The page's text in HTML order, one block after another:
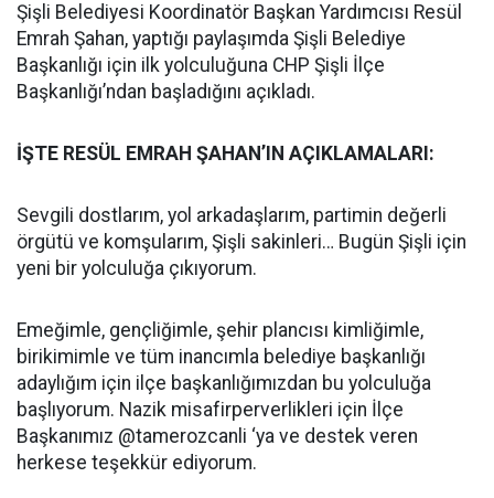
Şişli Belediyesi Koordinatör Başkan Yardımcısı Resül
Emrah Şahan, yaptığı paylaşımda Şişli Belediye
Başkanlığı için ilk yolculuğuna CHP Şişli İlçe
Başkanlığı’ndan başladığını açıkladı.
İŞTE RESÜL EMRAH ŞAHAN’IN AÇIKLAMALARI:
Sevgili dostlarım, yol arkadaşlarım, partimin değerli
örgütü ve komşularım, Şişli sakinleri… Bugün Şişli için
yeni bir yolculuğa çıkıyorum.
Emeğimle, gençliğimle, şehir plancısı kimliğimle,
birikimimle ve tüm inancımla belediye başkanlığı
adaylığım için ilçe başkanlığımızdan bu yolculuğa
başlıyorum. Nazik misafirperverlikleri için İlçe
Başkanımız @tamerozcanli ‘ya ve destek veren
herkese teşekkür ediyorum.